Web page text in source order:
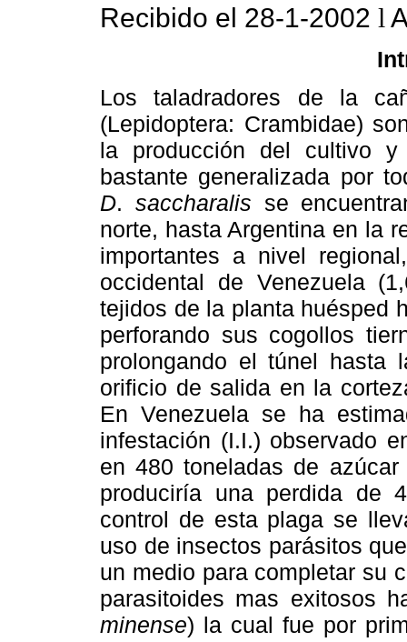
Recibido el 28-1-2002 l
Los taladradores de la
(Lepidoptera: Crambidae)
la producción del cultivo
bastante generalizada por
D. saccharalis se
norte, hasta Argentina en la
importantes a nivel
occidental de Venezuela
tejidos de la planta huésped
perforando sus cogollos
prolongando el túnel hasta
orificio de salida en la
En Venezuela se ha
infestación (I.I.) observado
en 480 toneladas de
produciría una perdida de
control de esta plaga se
uso de insectos parásitos
un medio para completar su
parasitoides mas exitosos
minense) la cual fue por